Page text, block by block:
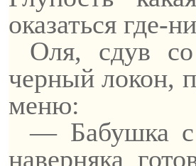
оказаться где-
Оля, сдув
черный локон,
меню:
— Бабушка с
наверняка